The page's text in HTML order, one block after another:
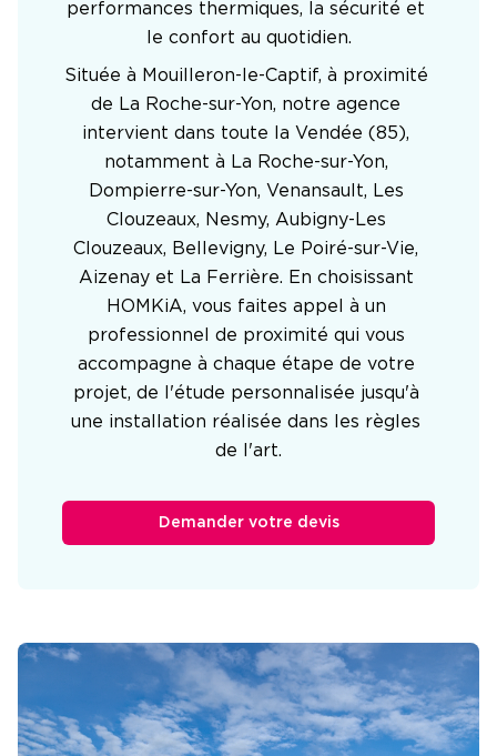
performances thermiques, la sécurité et
le confort au quotidien.
Située à Mouilleron-le-Captif, à proximité
de La Roche-sur-Yon, notre agence
intervient dans toute la Vendée (85),
notamment à La Roche-sur-Yon,
Dompierre-sur-Yon, Venansault, Les
Clouzeaux, Nesmy, Aubigny-Les
Clouzeaux, Bellevigny, Le Poiré-sur-Vie,
Aizenay et La Ferrière. En choisissant
HOMKiA, vous faites appel à un
professionnel de proximité qui vous
accompagne à chaque étape de votre
projet, de l'étude personnalisée jusqu'à
une installation réalisée dans les règles
de l'art.
Demander votre devis